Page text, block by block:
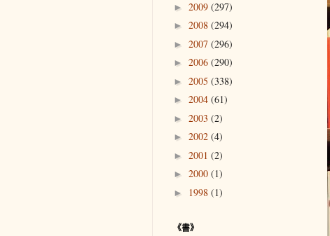
► 2009 (297)
► 2008 (294)
► 2007 (296)
► 2006 (290)
► 2005 (338)
► 2004 (61)
► 2003 (2)
► 2002 (4)
► 2001 (2)
► 2000 (1)
► 1998 (1)
《書》